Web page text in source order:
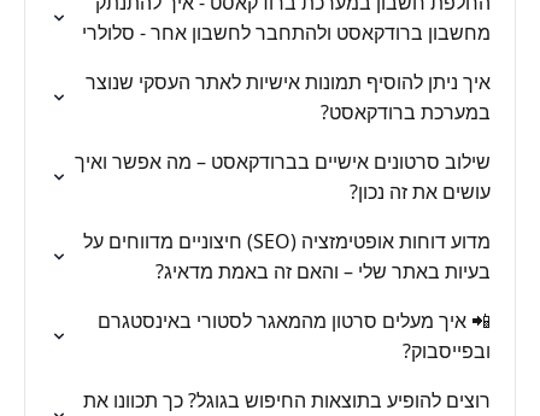
מחשבון ברודקאסט ולהתחבר לחשבון אחר - סלולרי
איך ניתן להוסיף תמונות אישיות לאתר העסקי שנוצר
במערכת ברודקאסט?
שילוב סרטונים אישיים בברודקאסט – מה אפשר ואיך
עושים את זה נכון?
מדוע דוחות אופטימזציה (SEO) חיצוניים מדווחים על
בעיות באתר שלי – והאם זה באמת מדאיג?
📲 איך מעלים סרטון מהמאגר לסטורי באינסטגרם
ובפייסבוק?
רוצים להופיע בתוצאות החיפוש בגוגל? כך תכוונו את